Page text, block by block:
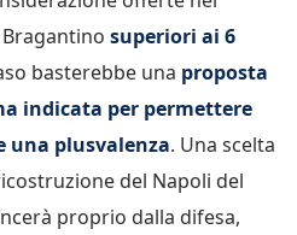
superiori ai 6
basterebbe una proposta
indicata per permettere
una plusvalenza. Una scelta
del Napoli del
proprio dalla difesa,